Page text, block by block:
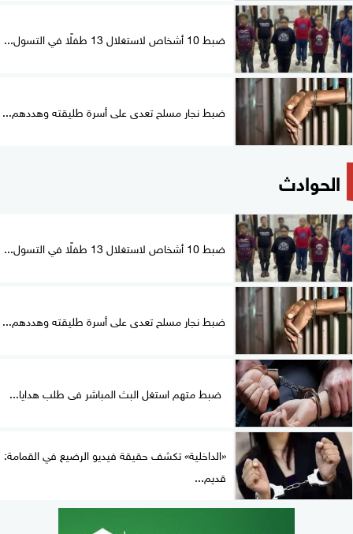
ضبط 10 أشخاص لاستغلال 13 طفلًا في التسول...
ضبط نجار مسلح تعدى على أسرة طليقته وهددهم...
الحوادث
ضبط 10 أشخاص لاستغلال 13 طفلًا في التسول...
ضبط نجار مسلح تعدى على أسرة طليقته وهددهم...
ضبط متهم استغل البث المباشر فى طلب هدايا...
«الداخلية» تكشف حقيقة فيديو الرضيع في القمامة:
قديم...